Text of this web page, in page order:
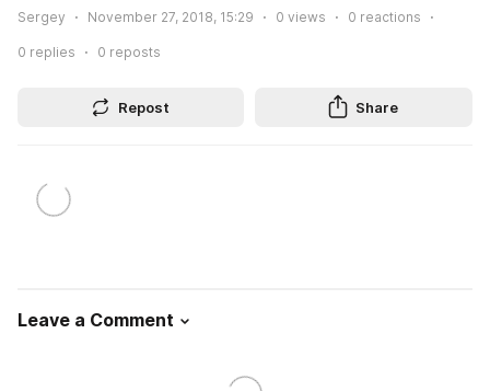
Sergey November 27, 2018, 15:29 0 views 0 reactions
0 replies 0 reposts
Repost Share
Leave a Comment